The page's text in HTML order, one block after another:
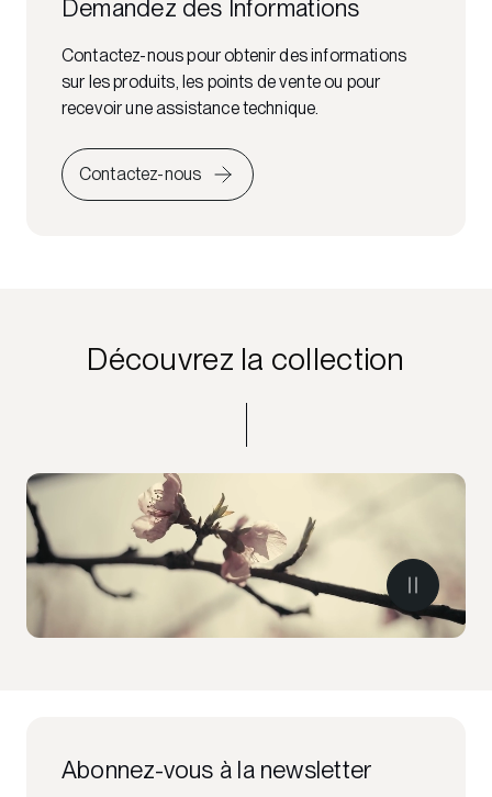
Demandez des Informations
Contactez-nous pour obtenir des informations
sur les produits, les points de vente ou pour
recevoir une assistance technique.
Contactez-nous
Découvrez la collection
Abonnez-vous à la newsletter